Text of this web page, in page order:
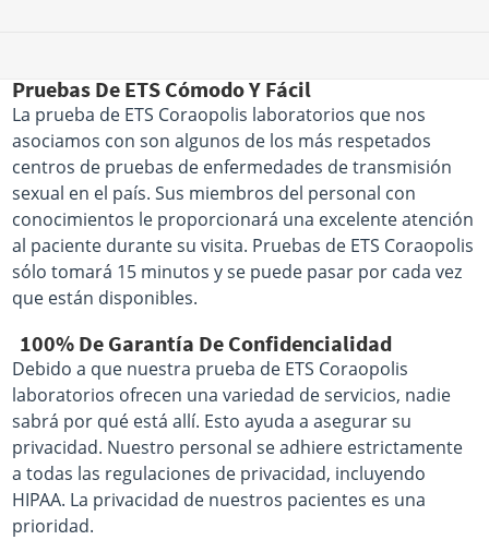
Pruebas De ETS Cómodo Y Fácil
La prueba de ETS Coraopolis laboratorios que nos
asociamos con son algunos de los más respetados
centros de pruebas de enfermedades de transmisión
sexual en el país. Sus miembros del personal con
conocimientos le proporcionará una excelente atención
al paciente durante su visita. Pruebas de ETS Coraopolis
sólo tomará 15 minutos y se puede pasar por cada vez
que están disponibles.
100% De Garantía De Confidencialidad
Debido a que nuestra prueba de ETS Coraopolis
laboratorios ofrecen una variedad de servicios, nadie
sabrá por qué está allí. Esto ayuda a asegurar su
privacidad. Nuestro personal se adhiere estrictamente
a todas las regulaciones de privacidad, incluyendo
HIPAA. La privacidad de nuestros pacientes es una
prioridad.